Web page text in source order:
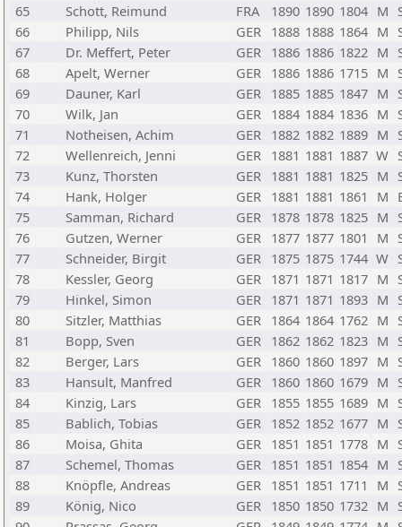
65
Schott, Reimund FRA 1890 1890 1804 M
66
Philipp, Nils GER 1888 1888 1864 M
67
Dr. Meffert, Peter GER 1886 1886 1822 M
68
Apelt, Werner GER 1886 1886 1715 M
69
Dauner, Karl GER 1885 1885 1847 M
70
Wilk, Jan GER 1884 1884 1836 M
71
Notheisen, Achim GER 1882 1882 1889 M
72
Wellenreich, Jenni GER 1881 1881 1887 W
73
Kunz, Thorsten GER 1881 1881 1825 M
74
Hank, Holger GER 1881 1881 1861 M
75
Samman, Richard GER 1878 1878 1825 M
76
Gutzen, Werner GER 1877 1877 1801 M
77
Schneider, Birgit GER 1875 1875 1744 W
78
Kessler, Georg GER 1871 1871 1817 M
79
Hinkel, Simon GER 1871 1871 1893 M
80
Sitzler, Matthias GER 1864 1864 1762 M
81
Bopp, Sven GER 1862 1862 1823 M
82
Berger, Lars GER 1860 1860 1897 M
83
Hansult, Manfred GER 1860 1860 1679 M
84
Kinzig, Lars GER 1855 1855 1689 M
85
Bablich, Tobias GER 1852 1852 1677 M
86
Moisa, Ghita GER 1851 1851 1778 M
87
Schemel, Thomas GER 1851 1851 1854 M
88
Knöpfle, Andreas GER 1851 1851 1711 M
89
König, Nico GER 1850 1850 1732 M